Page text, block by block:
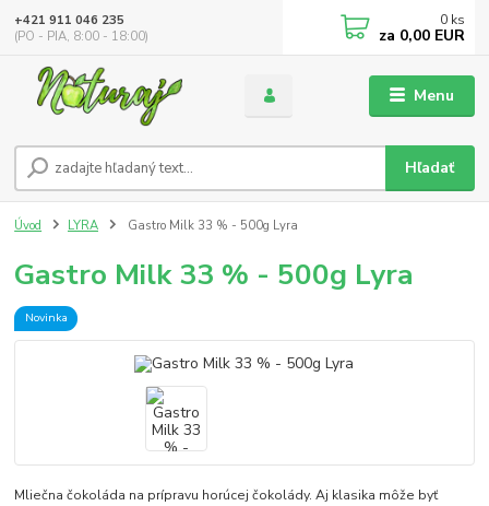
Menu
Hľadať
+421 911 046 235
(PO - PIA, 8:00 - 18:00)
0 ks
za 0,00 EUR
Úvod LYRA Gastro Milk 33 % - 500g Lyra
Gastro Milk 33 % - 500g Lyra
Novinka
Mliečna čokoláda na prípravu horúcej čokolády. Aj klasika môže byť